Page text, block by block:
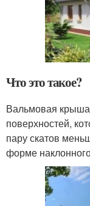
Что это такое?
Вальмовая крыша
поверхностей,
пару скатов
форме